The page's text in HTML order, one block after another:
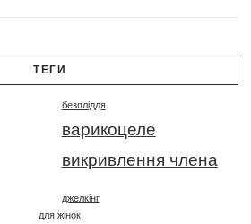
ТЕГИ
безпліддя
варикоцеле
викривлення члена
джелкінг
для жінок